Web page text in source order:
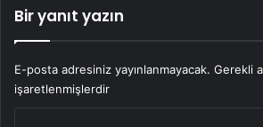
Bir yanıt yazın
E-posta adresiniz yayınlanmayacak. Gerekli
işaretlenmişlerdir